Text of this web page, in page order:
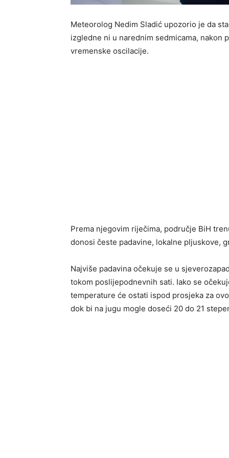
Meteorolog Nedim Sladić upozorio je da
izgledne ni u narednim sedmicama,
vremenske oscilacije.
Prema njegovim riječima, područje BiH
donosi česte padavine, lokalne pljuskove,
Najviše padavina očekuje se u
tokom poslijepodnevnih sati. Iako se
temperature će ostati ispod prosjeka za
dok bi na jugu mogle doseći 20 do 21